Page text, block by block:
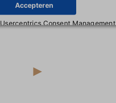
Accepteren
Usercentrics Consent Management